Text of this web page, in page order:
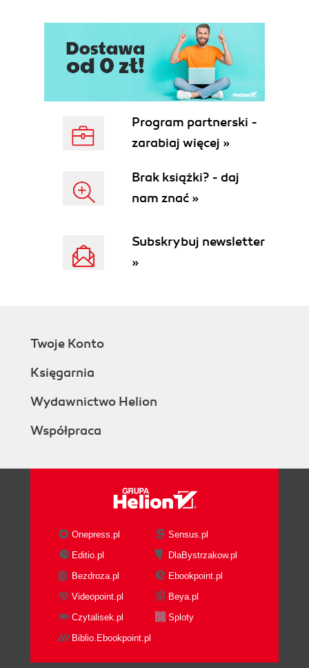
konstrukcji - podcięcie obróbkowe (202)
Budowa modelu autogenerującego (208)
Implementacja modelu autogenerującego w
procesie projektowym (257)
Ćwiczenie projektowe - rowek na pierścień
osadczy sprężynujący (262)
Rozdział 7. Model autogenerujący elementu i
podzespołu (267)
Budowa modelu autogenerującego (270)
Testowanie modelu autogenerującego
Ćwiczenie projektowe - modernizacja
szablonu pierścienia osadczego
sprężynującego (288)
Ćwiczenie projektowe - kolejna wersja
głowicy podnośnika (309)
Program partnerski -
zarabiaj więcej »
Brak książki? - daj
nam znać »
Subskrybuj newsletter
»
Twoje Konto
Księgarnia
Wydawnictwo Helion
Współpraca
Onepress.pl
Sensus.pl
Editio.pl
DlaBystrzakow.pl
Bezdroza.pl
Ebookpoint.pl
Videopoint.pl
Beya.pl
Czytalisek.pl
Sploty
Biblio.Ebookpoint.pl